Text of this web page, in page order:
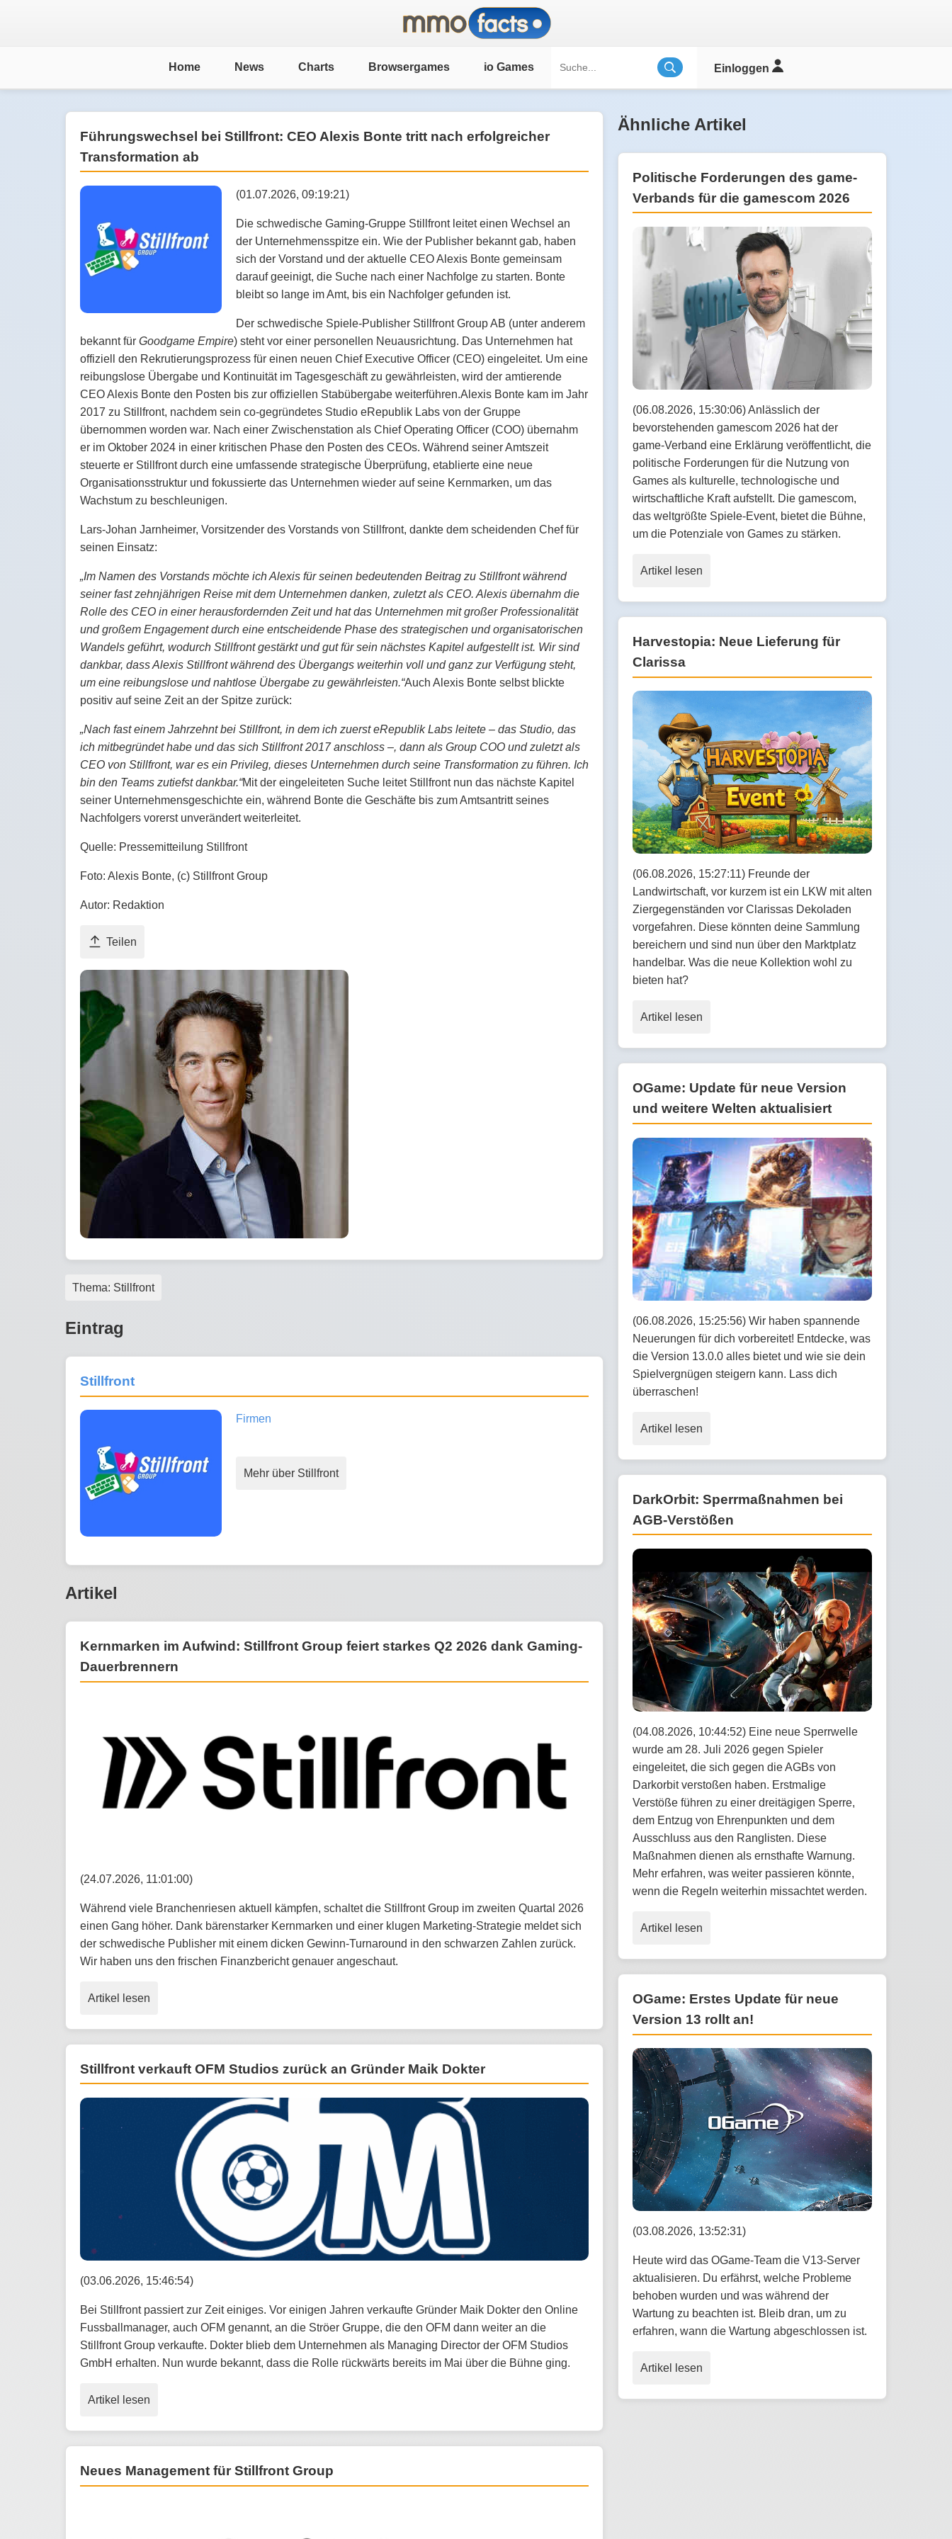
Home News Charts Browsergames io Games Einloggen
Führungswechsel bei Stillfront: CEO Alexis Bonte tritt nach erfolgreicher
Transformation ab
(01.07.2026, 09:19:21)
Die schwedische Gaming-Gruppe Stillfront leitet einen Wechsel an
der Unternehmensspitze ein. Wie der Publisher bekannt gab, haben
sich der Vorstand und der aktuelle CEO Alexis Bonte gemeinsam
darauf geeinigt, die Suche nach einer Nachfolge zu starten. Bonte
bleibt so lange im Amt, bis ein Nachfolger gefunden ist.
Der schwedische Spiele-Publisher Stillfront Group AB (unter anderem
bekannt für Goodgame Empire) steht vor einer personellen Neuausrichtung. Das Unternehmen hat
offiziell den Rekrutierungsprozess für einen neuen Chief Executive Officer (CEO) eingeleitet. Um eine
reibungslose Übergabe und Kontinuität im Tagesgeschäft zu gewährleisten, wird der amtierende
CEO Alexis Bonte den Posten bis zur offiziellen Stabübergabe weiterführen.Alexis Bonte kam im Jahr
2017 zu Stillfront, nachdem sein co-gegründetes Studio eRepublik Labs von der Gruppe
übernommen worden war. Nach einer Zwischenstation als Chief Operating Officer (COO) übernahm
er im Oktober 2024 in einer kritischen Phase den Posten des CEOs. Während seiner Amtszeit
steuerte er Stillfront durch eine umfassende strategische Überprüfung, etablierte eine neue
Organisationsstruktur und fokussierte das Unternehmen wieder auf seine Kernmarken, um das
Wachstum zu beschleunigen.
Lars-Johan Jarnheimer, Vorsitzender des Vorstands von Stillfront, dankte dem scheidenden Chef für
seinen Einsatz:
„Im Namen des Vorstands möchte ich Alexis für seinen bedeutenden Beitrag zu Stillfront während
seiner fast zehnjährigen Reise mit dem Unternehmen danken, zuletzt als CEO. Alexis übernahm die
Rolle des CEO in einer herausfordernden Zeit und hat das Unternehmen mit großer Professionalität
und großem Engagement durch eine entscheidende Phase des strategischen und organisatorischen
Wandels geführt, wodurch Stillfront gestärkt und gut für sein nächstes Kapitel aufgestellt ist. Wir sind
dankbar, dass Alexis Stillfront während des Übergangs weiterhin voll und ganz zur Verfügung steht,
um eine reibungslose und nahtlose Übergabe zu gewährleisten.“Auch Alexis Bonte selbst blickte
positiv auf seine Zeit an der Spitze zurück:
„Nach fast einem Jahrzehnt bei Stillfront, in dem ich zuerst eRepublik Labs leitete – das Studio, das
ich mitbegründet habe und das sich Stillfront 2017 anschloss –, dann als Group COO und zuletzt als
CEO von Stillfront, war es ein Privileg, dieses Unternehmen durch seine Transformation zu führen. Ich
bin den Teams zutiefst dankbar.“Mit der eingeleiteten Suche leitet Stillfront nun das nächste Kapitel
seiner Unternehmensgeschichte ein, während Bonte die Geschäfte bis zum Amtsantritt seines
Nachfolgers vorerst unverändert weiterleitet.
Quelle: Pressemitteilung Stillfront
Foto: Alexis Bonte, (c) Stillfront Group
Autor: Redaktion
Teilen
Thema: Stillfront
Eintrag
Stillfront
Firmen
Mehr über Stillfront
Artikel
Kernmarken im Aufwind: Stillfront Group feiert starkes Q2 2026 dank Gaming-
Dauerbrennern
(24.07.2026, 11:01:00)
Während viele Branchenriesen aktuell kämpfen, schaltet die Stillfront Group im zweiten Quartal 2026
einen Gang höher. Dank bärenstarker Kernmarken und einer klugen Marketing-Strategie meldet sich
der schwedische Publisher mit einem dicken Gewinn-Turnaround in den schwarzen Zahlen zurück.
Wir haben uns den frischen Finanzbericht genauer angeschaut.
Artikel lesen
Stillfront verkauft OFM Studios zurück an Gründer Maik Dokter
(03.06.2026, 15:46:54)
Bei Stillfront passiert zur Zeit einiges. Vor einigen Jahren verkaufte Gründer Maik Dokter den Online
Fussballmanager, auch OFM genannt, an die Ströer Gruppe, die den OFM dann weiter an die
Stillfront Group verkaufte. Dokter blieb dem Unternehmen als Managing Director der OFM Studios
GmbH erhalten. Nun wurde bekannt, dass die Rolle rückwärts bereits im Mai über die Bühne ging.
Artikel lesen
Neues Management für Stillfront Group
Ähnliche Artikel
Politische Forderungen des game-
Verbands für die gamescom 2026
(06.08.2026, 15:30:06) Anlässlich der
bevorstehenden gamescom 2026 hat der
game-Verband eine Erklärung veröffentlicht, die
politische Forderungen für die Nutzung von
Games als kulturelle, technologische und
wirtschaftliche Kraft aufstellt. Die gamescom,
das weltgrößte Spiele-Event, bietet die Bühne,
um die Potenziale von Games zu stärken.
Artikel lesen
Harvestopia: Neue Lieferung für
Clarissa
(06.08.2026, 15:27:11) Freunde der
Landwirtschaft, vor kurzem ist ein LKW mit alten
Ziergegenständen vor Clarissas Dekoladen
vorgefahren. Diese könnten deine Sammlung
bereichern und sind nun über den Marktplatz
handelbar. Was die neue Kollektion wohl zu
bieten hat?
Artikel lesen
OGame: Update für neue Version
und weitere Welten aktualisiert
(06.08.2026, 15:25:56) Wir haben spannende
Neuerungen für dich vorbereitet! Entdecke, was
die Version 13.0.0 alles bietet und wie sie dein
Spielvergnügen steigern kann. Lass dich
überraschen!
Artikel lesen
DarkOrbit: Sperrmaßnahmen bei
AGB-Verstößen
(04.08.2026, 10:44:52) Eine neue Sperrwelle
wurde am 28. Juli 2026 gegen Spieler
eingeleitet, die sich gegen die AGBs von
Darkorbit verstoßen haben. Erstmalige
Verstöße führen zu einer dreitägigen Sperre,
dem Entzug von Ehrenpunkten und dem
Ausschluss aus den Ranglisten. Diese
Maßnahmen dienen als ernsthafte Warnung.
Mehr erfahren, was weiter passieren könnte,
wenn die Regeln weiterhin missachtet werden.
Artikel lesen
OGame: Erstes Update für neue
Version 13 rollt an!
(03.08.2026, 13:52:31)
Heute wird das OGame-Team die V13-Server
aktualisieren. Du erfährst, welche Probleme
behoben wurden und was während der
Wartung zu beachten ist. Bleib dran, um zu
erfahren, wann die Wartung abgeschlossen ist.
Artikel lesen